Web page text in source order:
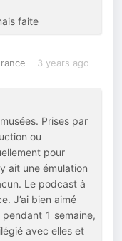
faite
3 years ago
Prises par
ou
pour
ait une émulation
Le podcast à
J’ai bien aimé
1 semaine,
avec elles et